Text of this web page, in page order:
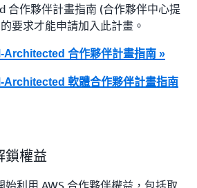
合作夥伴計畫指南 (合作夥伴中心提
要求才能申請加入此計畫。
Architected 合作夥伴計畫指南 »
Architected 軟體合作夥伴計畫指南
鎖權益
始利用 AWS 合作夥伴權益，包括取